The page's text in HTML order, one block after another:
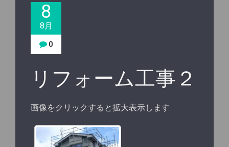
8
8月
0
リフォーム工事２
画像をクリックすると拡大表示します